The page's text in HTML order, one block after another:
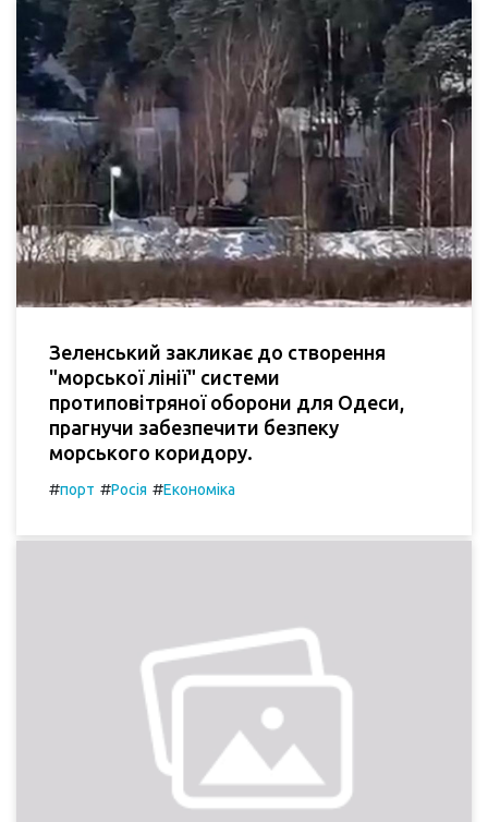
Зеленський закликає до створення
"морської лінії" системи
протиповітряної оборони для Одеси,
прагнучи забезпечити безпеку
морського коридору.
#порт #Росія #Економіка